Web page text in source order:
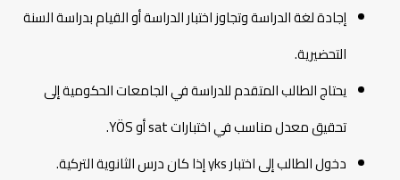
إجادة لغة الدراسة وتجاوز اختبار الدراسة أو القيام بدراسة السنة
التحضيرية.
يحتاج الطالب المتقدم للدراسة في الجامعات الحكومية إلى
تحقيق معدل مناسب في اختبارات sat أو YÖS.
دخول الطالب إلى اختبار yks إذا كان درس الثانوية التركية.